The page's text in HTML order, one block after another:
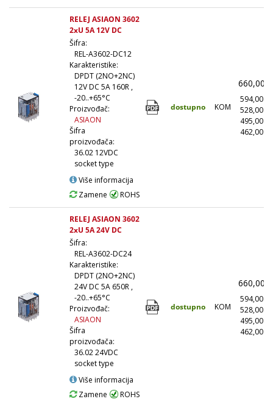
RELEJ ASIAON 3602
2xU 5A 12V DC
Šifra:
REL-A3602-DC12
Karakteristike:
DPDT (2NO+2NC)
12V DC 5A 160R ,
-20..+65°C
Proizvođač:
ASIAON
Šifra
proizvođača:
36.02 12VDC
socket type
Više informacija
Zamene
ROHS
dostupno KOM
660,00
594,00
528,00
495,00
462,00
RELEJ ASIAON 3602
2xU 5A 24V DC
Šifra:
REL-A3602-DC24
Karakteristike:
DPDT (2NO+2NC)
24V DC 5A 650R ,
-20..+65°C
Proizvođač:
ASIAON
Šifra
proizvođača:
36.02 24VDC
socket type
Više informacija
Zamene
ROHS
dostupno KOM
660,00
594,00
528,00
495,00
462,00